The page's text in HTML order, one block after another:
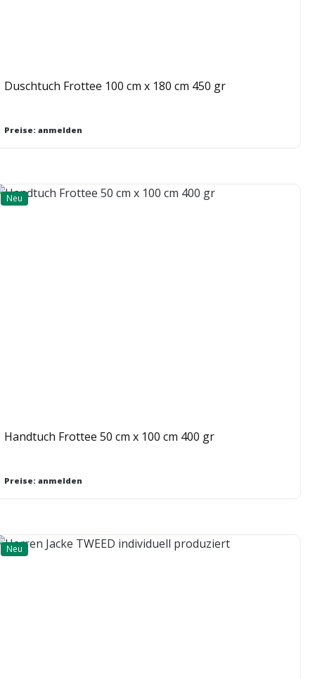
Duschtuch Frottee 100 cm x 180 cm 450 gr
Preise: anmelden
Neu
Handtuch Frottee 50 cm x 100 cm 400 gr
Preise: anmelden
Neu